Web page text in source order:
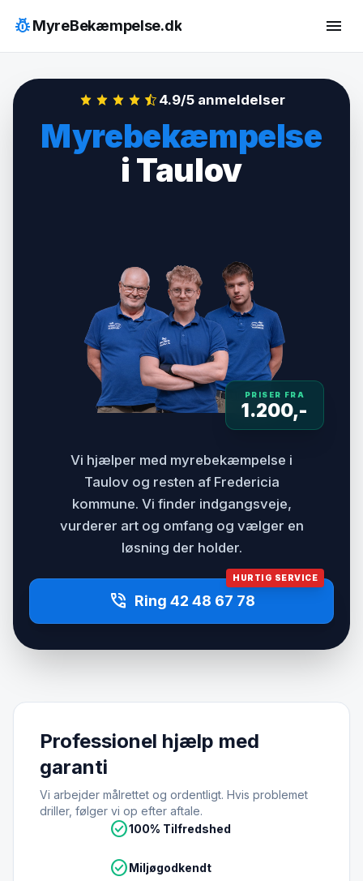
indhold
pest_controlMyreBekæmpelse.dk menu
4.9/5 anmeldelser
Myrebekæmpelse
i Taulov
PRISER FRA
1.200,-
Vi hjælper med myrebekæmpelse i
Taulov og resten af Fredericia
kommune. Vi finder indgangsveje,
vurderer art og omfang og vælger en
løsning der holder.
HURTIG SERVICE
phone_in_talk Ring 42 48 67 78
Professionel hjælp med
garanti
Vi arbejder målrettet og ordentligt. Hvis problemet
driller, følger vi op efter aftale.
check_circle100% Tilfredshed
check_circleMiljøgodkendt